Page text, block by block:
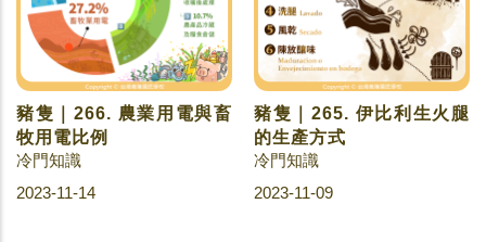
豬隻｜266. 農業用電與畜
牧用電比例
冷門知識
2023-11-14
豬隻｜265. 伊比利生火腿
的生產方式
冷門知識
2023-11-09